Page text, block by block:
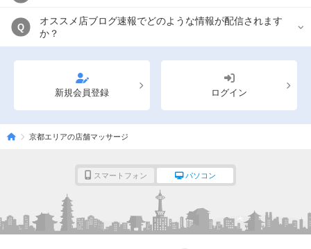
Q
オススメ店ブログ速報でどのような情報が配信されます
か？
新規会員登録 ログイン
京都エリアの店舗マッサージ
スマートフォン パソコン